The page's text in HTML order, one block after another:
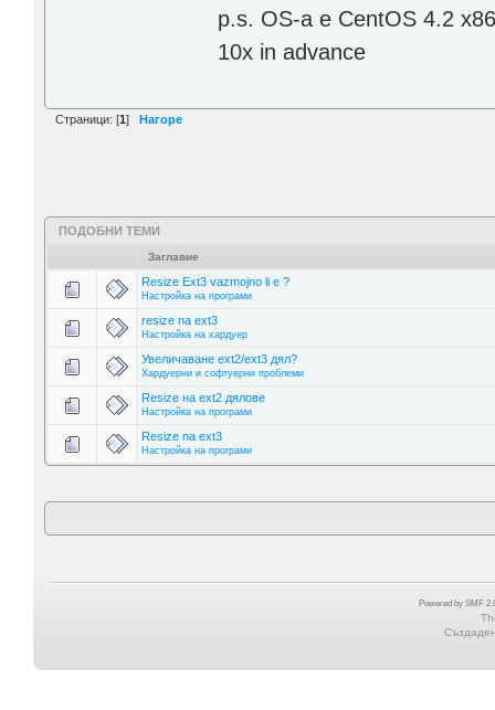
p.s. OS-а е CentOS 4.2
10x in advance
Страници: [1] Нагоре
ПОДОБНИ ТЕМИ
Заглавие
Resize Ext3 vazmojno li e ?
Настройка на програми
resize na ext3
Настройка на хардуер
Увеличаване ext2/ext3 дял?
Хардуерни и софтуерни проблеми
Resize на ext2 дялове
Настройка на програми
Resize na ext3
Настройка на програми
Powered by SMF